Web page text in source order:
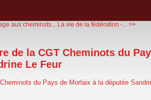
aux cheminots... La vie de la fédération -... >>
de la CGT Cheminots du
Le Feur